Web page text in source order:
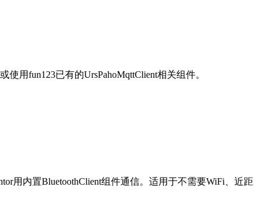
使用fun123已有的UrsPahoMqttClient相关组件。
用内置BluetoothClient组件通信。适用于不需要WiFi、近距